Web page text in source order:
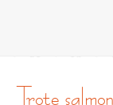
trote